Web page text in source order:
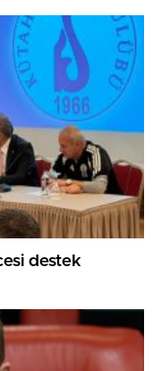
destek